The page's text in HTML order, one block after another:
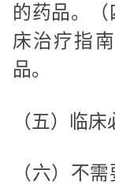
的药品。
床治疗指
品。
（五）临
（六）不